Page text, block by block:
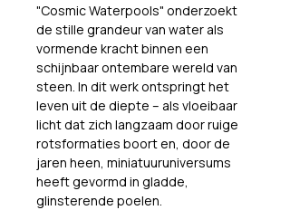
"Cosmic Waterpools" onderzoekt
de stille grandeur van water als
vormende kracht binnen een
schijnbaar ontembare wereld van
steen. In dit werk ontspringt het
leven uit de diepte – als vloeibaar
licht dat zich langzaam door ruige
rotsformaties boort en, door de
jaren heen, miniatuuruniversums
heeft gevormd in gladde,
glinsterende poelen.